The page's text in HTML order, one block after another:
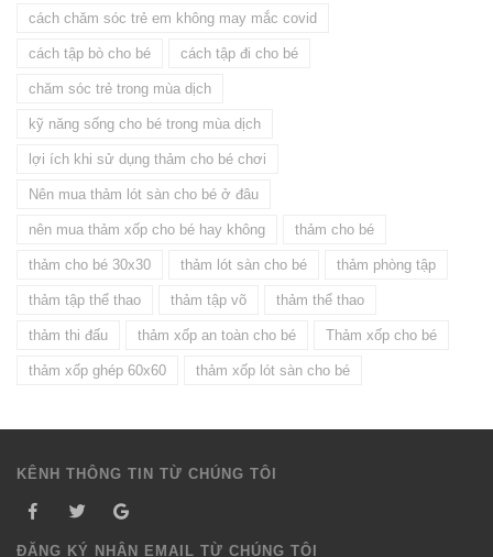
cách chăm sóc trẻ em không may mắc covid
cách tập bò cho bé cách tập đi cho bé
chăm sóc trẻ trong mùa dịch
kỹ năng sống cho bé trong mùa dịch
lợi ích khi sử dụng thảm cho bé chơi
Nên mua thảm lót sàn cho bé ở đâu
nên mua thảm xốp cho bé hay không thảm cho bé
thảm cho bé 30x30 thảm lót sàn cho bé thảm phòng tập
thảm tập thể thao thảm tập võ thảm thể thao
thảm thi đấu thảm xốp an toàn cho bé Thảm xốp cho bé
thảm xốp ghép 60x60 thảm xốp lót sàn cho bé
KÊNH THÔNG TIN TỪ CHÚNG TÔI
ĐĂNG KÝ NHẬN EMAIL TỪ CHÚNG TÔI